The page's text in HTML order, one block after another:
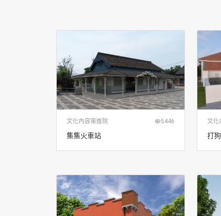
文化內容策進院 5446
集集火車站
文化
打